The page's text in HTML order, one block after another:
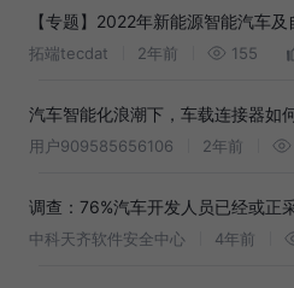
【专题】2022年新能源智能汽车
集分享（附原数据表）
拓端tecdat 2年前 155
汽车智能化浪潮下，车载连接器如
用户909585656106 2年前
调查：76%汽车开发人员已经或正
中科天齐软件安全中心 4年前